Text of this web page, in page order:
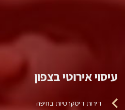
עיסוי אירוטי בצפון
דירות דיסקרטיות בחיפה